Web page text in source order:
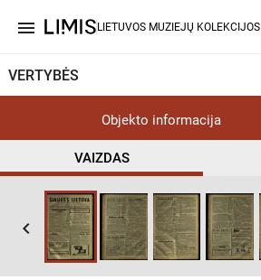
menu LIETUVOS MUZIEJŲ KOLEKCIJOS
VERTYBĖS
Objekto informacija
VAIZDAS
keyboard_arrow_left